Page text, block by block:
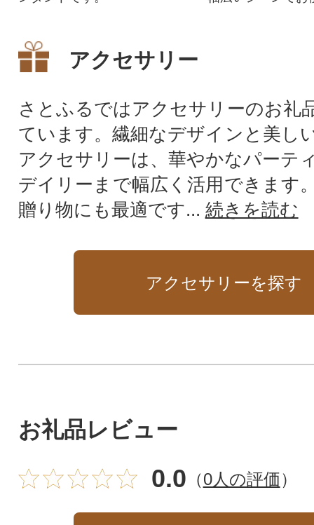
アクセサリー
さとふるではアクセサリーのお礼
ています。繊細なデザインと美し
アクセサリーは、華やかなパーテ
デイリーまで幅広く活用できます
贈り物にも最適です... 続きを読む
アクセサリーを探す
お礼品レビュー
0.0 （0人の評価）